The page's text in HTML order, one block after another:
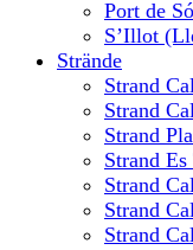
Port de
S’Illot
Strände
Strand
Strand
Strand
Strand
Strand
Strand
Strand